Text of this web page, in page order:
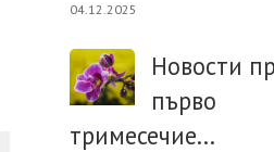
04.12.2025
Новости
първо
тримесечие...